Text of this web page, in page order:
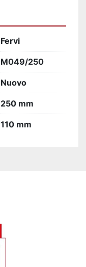
Fervi
M049/250
Nuovo
250 mm
110 mm